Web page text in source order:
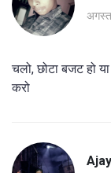
चलो, छोटा बजट हो
करो